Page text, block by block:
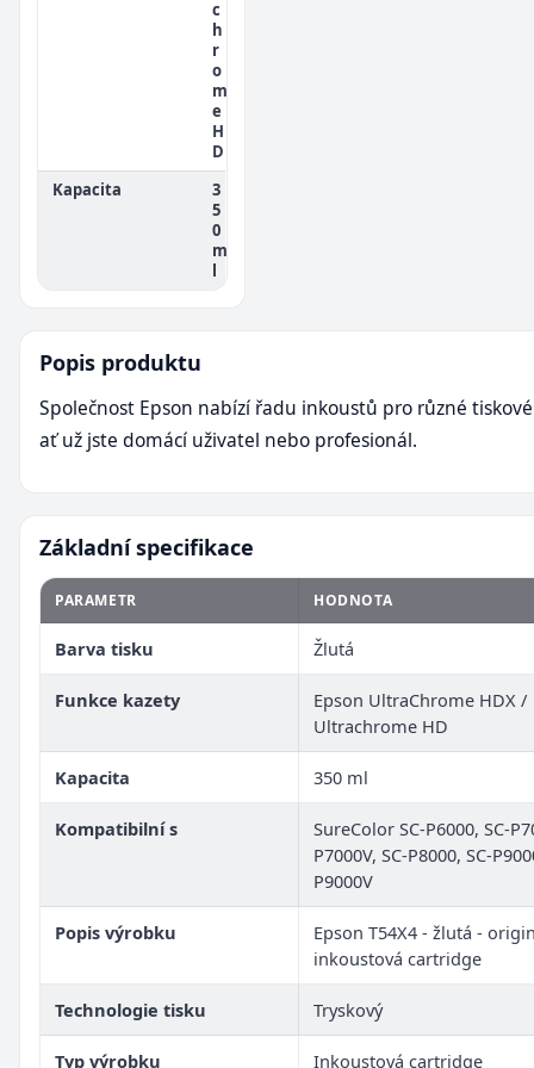
c
h
r
o
m
e
H
D
Kapacita
3
5
0
m
l
Popis produktu
Společnost Epson nabízí řadu inkoustů pro různé
ať už jste domácí uživatel nebo profesionál.
Základní specifikace
PARAMETR HODNOTA
Barva tisku Žlutá
Funkce kazety
Epson UltraChrome HDX /
Ultrachrome HD
Kapacita 350 ml
Kompatibilní s
SureColor SC-P6000, SC-
P7000V, SC-P8000, SC-
P9000V
Popis výrobku
Epson T54X4 - žlutá -
inkoustová cartridge
Technologie tisku Tryskový
Typ výrobku Inkoustová cartridge